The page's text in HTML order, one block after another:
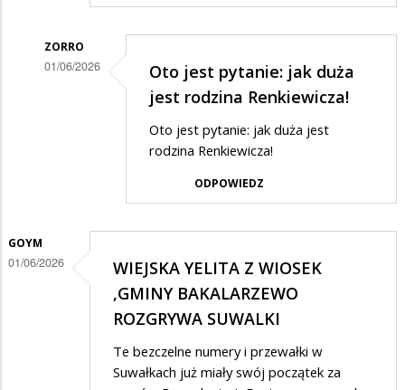
ZORRO
01/06/2026
odpowiedzi
Mierny
Oto jest pytanie: jak duża
jest rodzina Renkiewicza!
Oto jest pytanie: jak duża jest
rodzina Renkiewicza!
ODPOWIEDZ
GOYM
01/06/2026
WIEJSKA YELITA Z WIOSEK
,GMINY BAKALARZEWO
ROZGRYWA SUWALKI
Te bezczelne numery i przewałki w
Suwałkach już miały swój początek za